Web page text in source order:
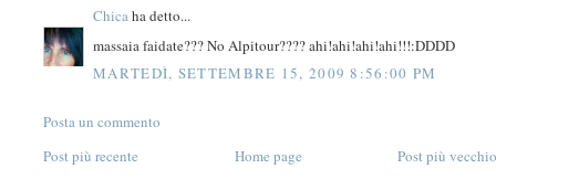
Chicaha detto...
massaia faidate??? No Alpitour???? ahi!ahi!ahi!ahi!!!:DDDD
MARTEDÌ, SETTEMBRE 15, 2009 8:56:00 PM
Posta un commento
Post più recente
Post più vecchio
Home page